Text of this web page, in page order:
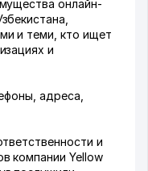
онлайн-
и теми, кто ищет
и
адреса,
и
компании Yellow